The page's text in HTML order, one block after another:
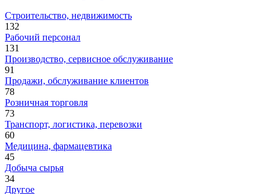
Строительство, недвижимость
132
Рабочий персонал
131
Производство, сервисное обслуживание
91
Продажи, обслуживание клиентов
78
Розничная торговля
73
Транспорт, логистика, перевозки
60
Медицина, фармацевтика
45
Добыча сырья
34
Другое